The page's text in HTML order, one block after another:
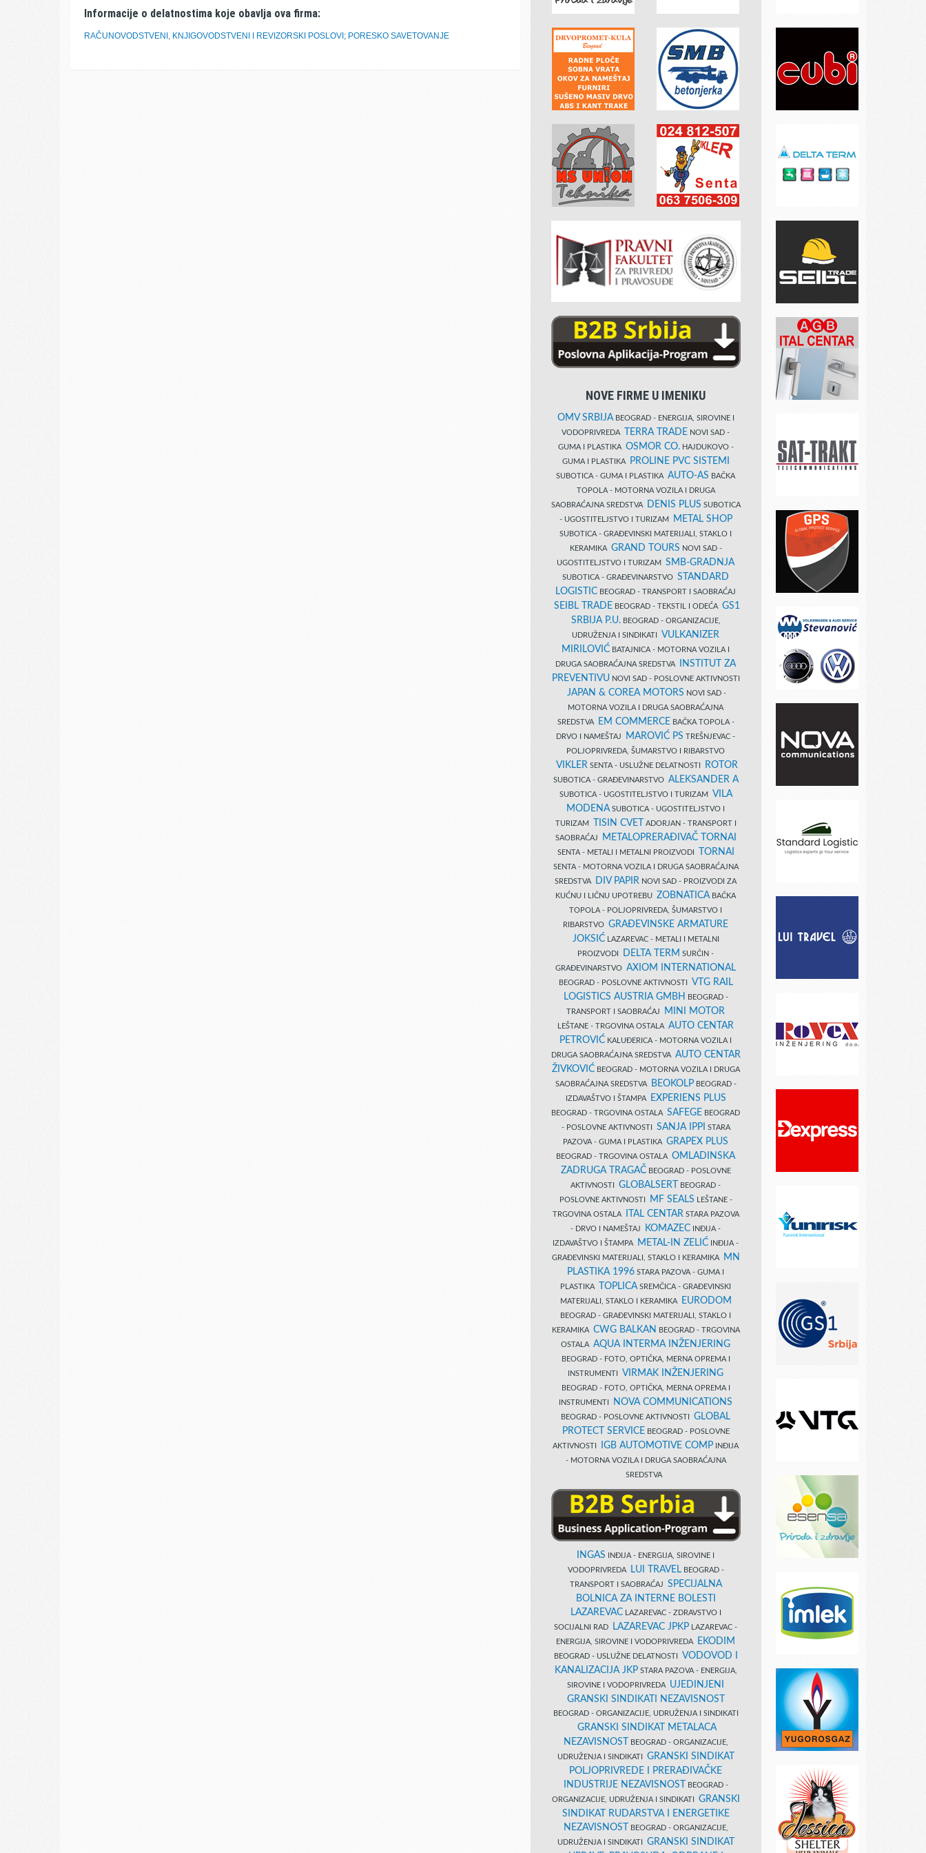
Informacije o delatnostima koje obavlja ova firma:
RAČUNOVODSTVENI, KNJIGOVODSTVENI I REVIZORSKI POSLOVI; PORESKO SAVETOVANJE
NOVE FIRME U IMENIKU
OMV SRBIJABEOGRAD - ENERGIJA, SIROVINE I
VODOPRIVREDA
TERRA TRADE NOVI SAD -
GUMA I PLASTIKA OSMOR CO.HAJDUKOVO -
GUMA I PLASTIKA
PROLINE PVC SISTEMI
SUBOTICA - GUMA I PLASTIKA AUTO-AS BAČKA
TOPOLA - MOTORNA VOZILA I DRUGA
SAOBRAĆAJNA SREDSTVA
DENIS PLUS SUBOTICA
- UGOSTITELJSTVO I TURIZAM
METAL SHOP
SUBOTICA - GRAĐEVINSKI MATERIJALI, STAKLO I
KERAMIKA GRAND TOURS NOVI SAD -
UGOSTITELJSTVO I TURIZAM SMB-GRADNJA
SUBOTICA - GRAĐEVINARSTVO STANDARD
LOGISTIC BEOGRAD - TRANSPORT I SAOBRAĆAJ
SEIBL TRADE BEOGRAD - TEKSTIL I ODEĆA GS1
SRBIJA P.U.BEOGRAD - ORGANIZACIJE,
UDRUŽENJA I SINDIKATI VULKANIZER
MIRILOVIĆ BATAJNICA - MOTORNA VOZILA I
DRUGA SAOBRAĆAJNA SREDSTVA
INSTITUT ZA
PREVENTIVUNOVI SAD - POSLOVNE AKTIVNOSTI
JAPAN & COREA MOTORS NOVI SAD -
MOTORNA VOZILA I DRUGA SAOBRAĆAJNA
SREDSTVA
EM COMMERCE BAČKA TOPOLA -
DRVO I NAMEŠTAJ
MAROVIĆ PS TREŠNJEVAC -
POLJOPRIVREDA, ŠUMARSTVO I RIBARSTVO
VIKLER SENTA - USLUŽNE DELATNOSTI ROTOR
SUBOTICA - GRAĐEVINARSTVO ALEKSANDER A
SUBOTICA - UGOSTITELJSTVO I TURIZAM VILA
MODENA SUBOTICA - UGOSTITELJSTVO I
TURIZAM
TISIN CVET
ADORJAN - TRANSPORT I
SAOBRAĆAJ
METALOPRERAĐIVAČ TORNAI
SENTA - METALI I METALNI PROIZVODI TORNAI
SENTA - MOTORNA VOZILA I DRUGA SAOBRAĆAJNA
SREDSTVA
DIV PAPIR NOVI SAD - PROIZVODI ZA
KUĆNU I LIČNU UPOTREBU ZOBNATICA BAČKA
TOPOLA - POLJOPRIVREDA, ŠUMARSTVO I
RIBARSTVO GRAĐEVINSKE ARMATURE
JOKSIĆLAZAREVAC - METALI I METALNI
PROIZVODI
DELTA TERM SURČIN -
GRAĐEVINARSTVO AXIOM INTERNATIONAL
BEOGRAD - POSLOVNE AKTIVNOSTI VTG RAIL
LOGISTICS AUSTRIA GMBH
BEOGRAD -
TRANSPORT I SAOBRAĆAJ
MINI MOTOR
LEŠTANE - TRGOVINA OSTALA AUTO CENTAR
PETROVIĆ KALUĐERICA - MOTORNA VOZILA I
DRUGA SAOBRAĆAJNA SREDSTVA AUTO CENTAR
ŽIVKOVIĆBEOGRAD - MOTORNA VOZILA I DRUGA
SAOBRAĆAJNA SREDSTVA
BEOKOLPBEOGRAD -
IZDAVAŠTVO I ŠTAMPA
EXPERIENS PLUS
BEOGRAD - TRGOVINA OSTALA SAFEGE BEOGRAD
- POSLOVNE AKTIVNOSTI SANJA IPPI
STARA
PAZOVA - GUMA I PLASTIKA GRAPEX PLUS
BEOGRAD - TRGOVINA OSTALA OMLADINSKA
ZADRUGA TRAGAČBEOGRAD - POSLOVNE
AKTIVNOSTI GLOBALSERT
BEOGRAD -
POSLOVNE AKTIVNOSTI
MF SEALS LEŠTANE -
TRGOVINA OSTALA
ITAL CENTAR STARA PAZOVA
- DRVO I NAMEŠTAJ
KOMAZEC INĐIJA -
IZDAVAŠTVO I ŠTAMPA
METAL-IN ZELIĆ INĐIJA -
GRAĐEVINSKI MATERIJALI, STAKLO I KERAMIKA
MN
PLASTIKA 1996 STARA PAZOVA - GUMA I
PLASTIKA
TOPLICA SREMČICA - GRAĐEVINSKI
MATERIJALI, STAKLO I KERAMIKA
EURODOM
BEOGRAD - GRAĐEVINSKI MATERIJALI, STAKLO I
KERAMIKA CWG BALKAN
BEOGRAD - TRGOVINA
OSTALA AQUA INTERMA INŽENJERING
BEOGRAD - FOTO, OPTIČKA, MERNA OPREMA I
INSTRUMENTI VIRMAK INŽENJERING
BEOGRAD - FOTO, OPTIČKA, MERNA OPREMA I
INSTRUMENTI
NOVA COMMUNICATIONS
BEOGRAD - POSLOVNE AKTIVNOSTI GLOBAL
PROTECT SERVICE BEOGRAD - POSLOVNE
AKTIVNOSTI
IGB AUTOMOTIVE COMP INĐIJA
- MOTORNA VOZILA I DRUGA SAOBRAĆAJNA
SREDSTVA
INGAS INĐIJA - ENERGIJA, SIROVINE I
VODOPRIVREDA
LUI TRAVELBEOGRAD -
TRANSPORT I SAOBRAĆAJ SPECIJALNA
BOLNICA ZA INTERNE BOLESTI
LAZAREVACLAZAREVAC - ZDRAVSTVO I
SOCIJALNI RAD
LAZAREVAC JPKP LAZAREVAC -
ENERGIJA, SIROVINE I VODOPRIVREDA
EKODIM
BEOGRAD - USLUŽNE DELATNOSTI VODOVOD I
KANALIZACIJA JKPSTARA PAZOVA - ENERGIJA,
SIROVINE I VODOPRIVREDA UJEDINJENI
GRANSKI SINDIKATI NEZAVISNOST
BEOGRAD - ORGANIZACIJE, UDRUŽENJA I SINDIKATI
GRANSKI SINDIKAT METALACA
NEZAVISNOST
BEOGRAD - ORGANIZACIJE,
UDRUŽENJA I SINDIKATI GRANSKI SINDIKAT
POLJOPRIVREDE I PRERAĐIVAČKE
INDUSTRIJE NEZAVISNOST
BEOGRAD -
ORGANIZACIJE, UDRUŽENJA I SINDIKATI GRANSKI
SINDIKAT RUDARSTVA I ENERGETIKE
NEZAVISNOST
BEOGRAD - ORGANIZACIJE,
UDRUŽENJA I SINDIKATI GRANSKI SINDIKAT